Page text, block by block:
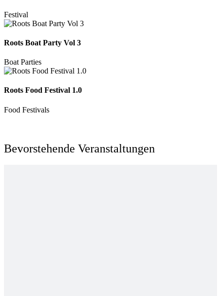
Festival
Roots Boat Party Vol 3
Boat Parties
Roots Food Festival 1.0
Food Festivals
Bevorstehende Veranstaltungen